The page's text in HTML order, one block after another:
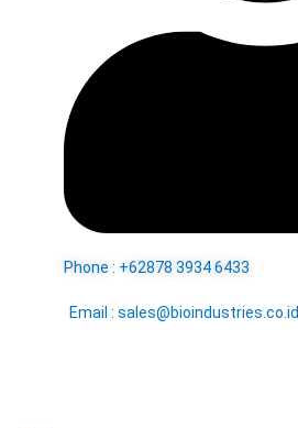
Phone : +62878 3934 6433
Email : sales@bioindustries.co.id